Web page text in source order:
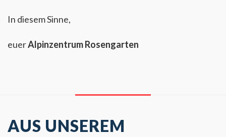
In diesem Sinne,
euerAlpinzentrum Rosengarten
AUS UNSEREM